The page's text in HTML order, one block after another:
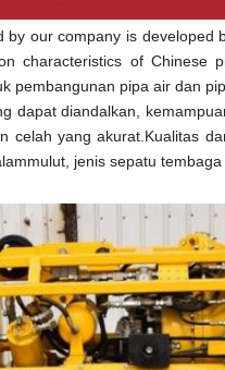
our company is
characteristics of Chinese
pembangunan pipa air dan
dapat diandalkan,
celah yang akurat.Kualitas
mulut , jenis sepatu